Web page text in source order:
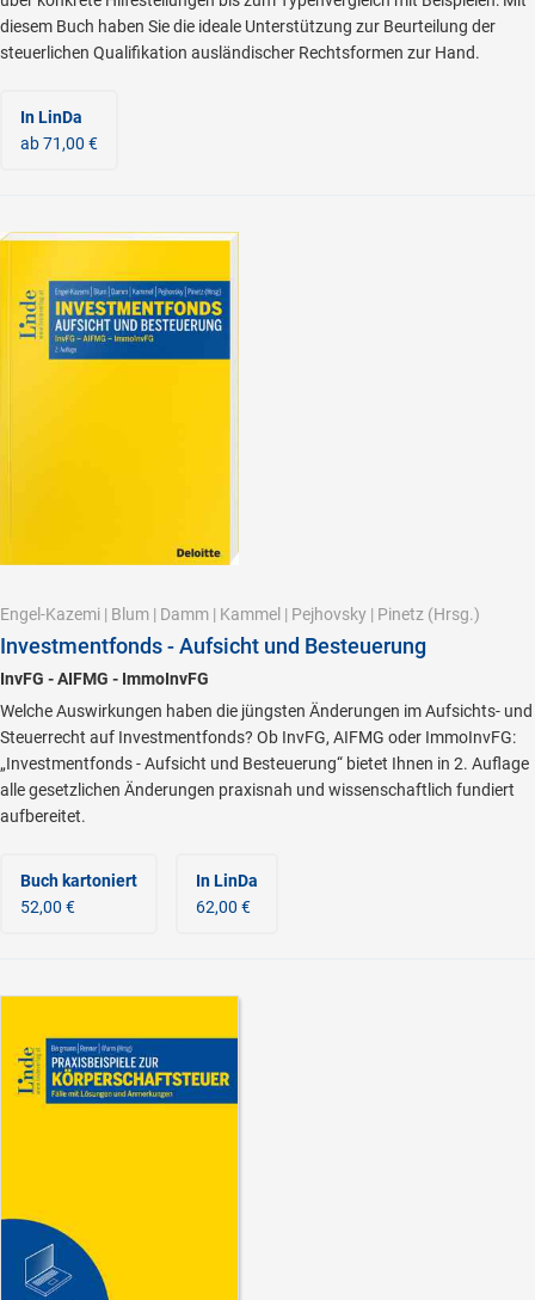
diesem Buch haben Sie die ideale Unterstützung zur Beurteilung der
steuerlichen Qualifikation ausländischer Rechtsformen zur Hand.
In LinDa
ab 71,00 €
Engel-Kazemi | Blum | Damm | Kammel | Pejhovsky | Pinetz (Hrsg.)
Investmentfonds - Aufsicht und Besteuerung
InvFG - AIFMG - ImmoInvFG
Welche Auswirkungen haben die jüngsten Änderungen im Aufsichts- und
Steuerrecht auf Investmentfonds? Ob InvFG, AIFMG oder ImmoInvFG:
„Investmentfonds - Aufsicht und Besteuerung“ bietet Ihnen in 2. Auflage
alle gesetzlichen Änderungen praxisnah und wissenschaftlich fundiert
aufbereitet.
Buch kartoniert
52,00 €
In LinDa
62,00 €